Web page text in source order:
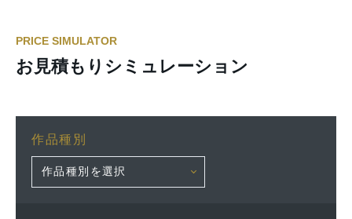
PRICE SIMULATOR
お見積もりシミュレーション
作品種別